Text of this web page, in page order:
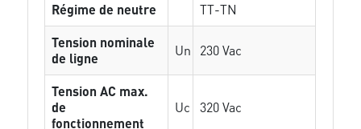
Régime de neutre
TT-TN
Tension nominale
de ligne
Un 230 Vac
Tension AC max.
de
fonctionnement
Uc 320 Vac